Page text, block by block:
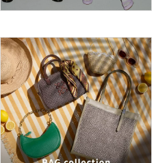
ネイル
ボディケア・オーラルケ
ア
ヘアケア
フレグランス